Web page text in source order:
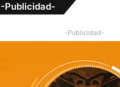
-Publicidad-
-Publicidad-